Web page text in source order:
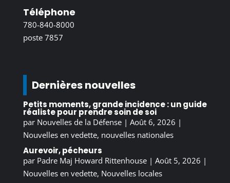
Téléphone
780-840-8000
poste 7857
Dernières nouvelles
Petits moments, grande incidence : un guide
réaliste pour prendre soin de soi
par Nouvelles de la Défense| Août 6, 2026 |
Nouvelles en vedette, nouvelles nationales
Aurevoir, pécheurs
par Padre Maj Howard Rittenhouse| Août 5, 2026 |
Nouvelles en vedette, Nouvelles locales